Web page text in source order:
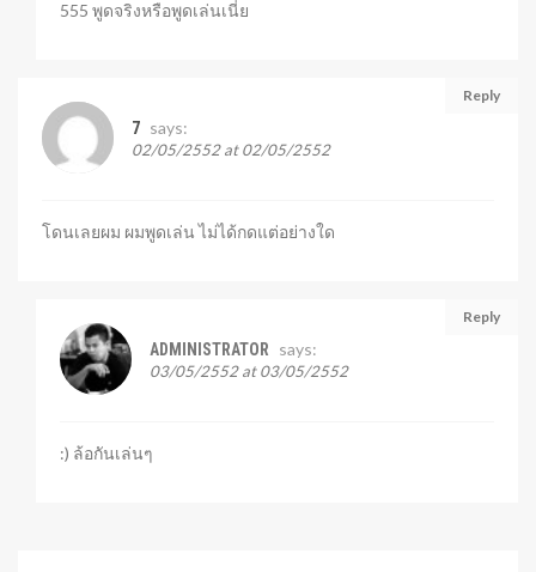
555 พูดจริงหรือพูดเล่นเนี่ย
Reply
7 says:
02/05/2552 at 02/05/2552
โดนเลยผม ผมพูดเล่น ไม่ได้กดแต่อย่างใด
Reply
ADMINISTRATOR says:
03/05/2552 at 03/05/2552
:) ล้อกันเล่นๆ